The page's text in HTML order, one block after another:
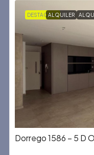
DESTACADAALQUILER
Dorrego 1586 – 5 D